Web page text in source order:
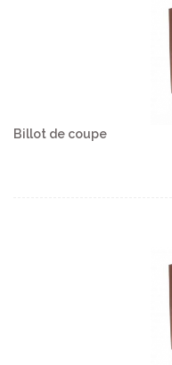
Billot de coupe